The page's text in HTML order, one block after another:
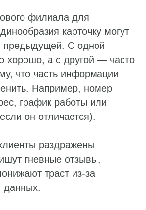
филиала для
карточку могут
предыдущей. С одной
хорошо, а с другой — часто
что часть информации
Например, номер
график работы или
он отличается).
раздражены
гневные отзывы,
траст из-за
данных.